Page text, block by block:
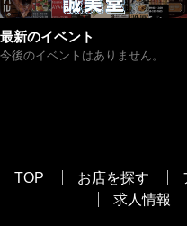
最新のイベント
今後のイベントはありません。
TOP お店を探す
求人情報